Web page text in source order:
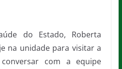
do Estado, Roberta
na unidade para visitar a
com a equipe